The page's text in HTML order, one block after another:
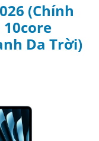
(Chính
10core
Da Trời)